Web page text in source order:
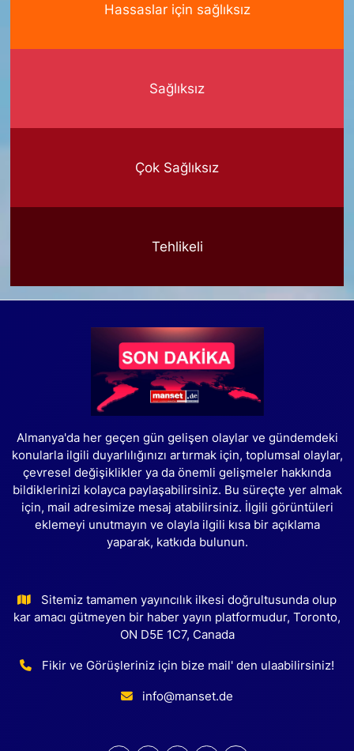
Hassaslar için sağlıksız
Sağlıksız
Çok Sağlıksız
Tehlikeli
Almanya'da her geçen gün gelişen olaylar ve gündemdeki
konularla ilgili duyarlılığınızı artırmak için, toplumsal olaylar,
çevresel değişiklikler ya da önemli gelişmeler hakkında
bildiklerinizi kolayca paylaşabilirsiniz. Bu süreçte yer almak
için, mail adresimize mesaj atabilirsiniz. İlgili görüntüleri
eklemeyi unutmayın ve olayla ilgili kısa bir açıklama
yaparak, katkıda bulunun.
Sitemiz tamamen yayıncılık ilkesi doğrultusunda olup
kar amacı gütmeyen bir haber yayın platformudur, Toronto,
ON D5E 1C7, Canada
Fikir ve Görüşleriniz için bize mail' den ulaabilirsiniz!
info@manset.de